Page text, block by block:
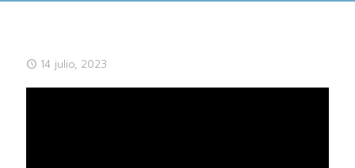
14 julio, 2023